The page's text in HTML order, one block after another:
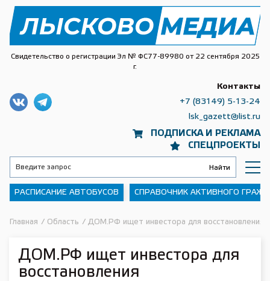
Свидетельство о регистрации Эл № ФС77-89980 от 22 сентября 2025
г.
ПОДПИСКА И РЕКЛАМА
СПЕЦПРОЕКТЫ
Контакты
+7 (83149) 5-13-24
lsk_gazett@list.ru
РАСПИСАНИЕ АВТОБУСОВ СПРАВОЧНИК АКТИВНОГО
Главная / Область / ДОМ.РФ ищет инвестора для восстановления
ДОМ.РФ ищет инвестора для
восстановления